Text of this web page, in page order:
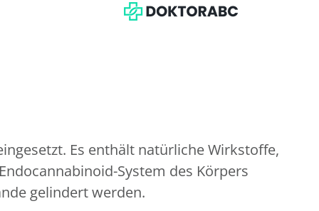
Es enthält natürliche Wirkstoffe,
System des Körpers
gelindert werden.